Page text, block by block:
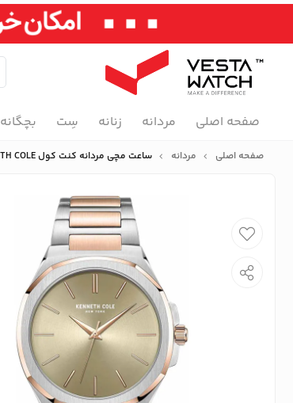
صفحه اصلی مردانه زنانه سِت بچگانه
صفحه اصلی مردانه ساعت مچی مردانه کنت کول KENNETH COLE مدل KCWUG2220301